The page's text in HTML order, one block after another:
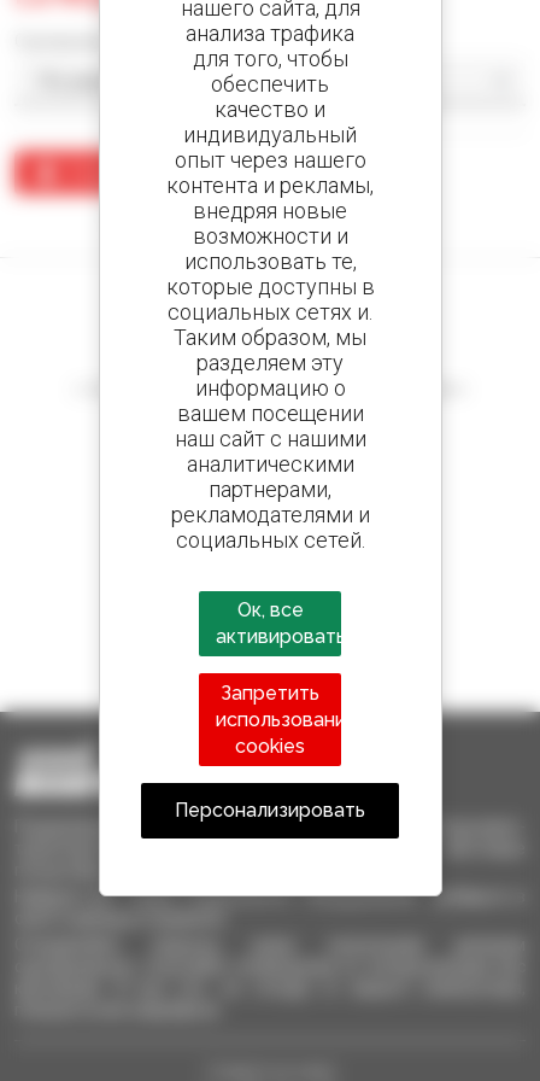
Создать предупреждение
По вашему запросу ничего не найдено.
Создайте оповещения
и получайте объявления о поддержанном оборудовании
800 Дилеров
Manitou во всем мире
1 из 4 телескопических погрузчиков
Подержанная техника Manitou - Подержанная подъемно-
Найдите без труда подержанное оборудование, добавьте в
нашего сайта, для
анализа трафика
для того, чтобы
обеспечить
качество и
индивидуальный
опыт через нашего
контента и рекламы,
внедряя новые
возможности и
использовать те,
которые доступны в
социальных сетях и.
Таким образом, мы
разделяем эту
информацию о
вашем посещении
наш сайт с нашими
аналитическими
партнерами,
рекламодателями и
социальных сетей.
Ок, все
активировать
Запретить
использование
cookies
Персонализировать